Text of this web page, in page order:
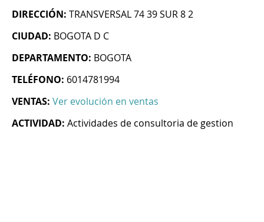
DIRECCIÓN: TRANSVERSAL 74 39 SUR 8 2
CIUDAD: BOGOTA D C
DEPARTAMENTO: BOGOTA
TELÉFONO: 6014781994
VENTAS: Ver evolución en ventas
ACTIVIDAD: Actividades de consultoria de gestion